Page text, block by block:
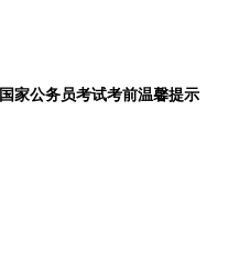
国家公务员考试考前温馨提示